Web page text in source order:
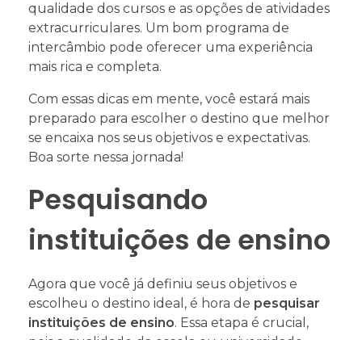
qualidade dos cursos e as opções de atividades
extracurriculares. Um bom programa de
intercâmbio pode oferecer uma experiência
mais rica e completa.
Com essas dicas em mente, você estará mais
preparado para escolher o destino que melhor
se encaixa nos seus objetivos e expectativas.
Boa sorte nessa jornada!
Pesquisando
instituições de ensino
Agora que você já definiu seus objetivos e
escolheu o destino ideal, é hora de pesquisar
instituições de ensino. Essa etapa é crucial,